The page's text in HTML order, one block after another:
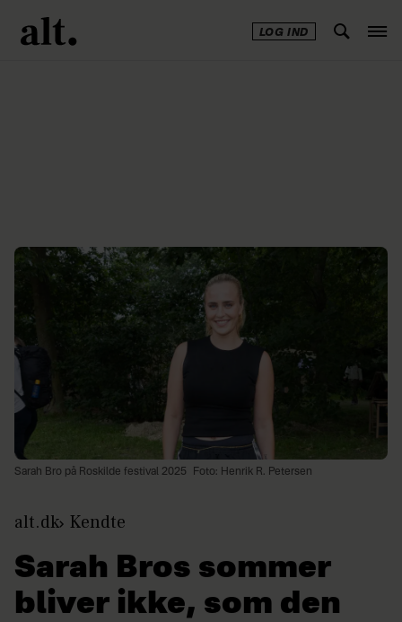
LOG IND
Sarah Bro på Roskilde festival 2025 Foto: Henrik R. Petersen
alt.dk Kendte
Sarah Bros sommer
bliver ikke, som den